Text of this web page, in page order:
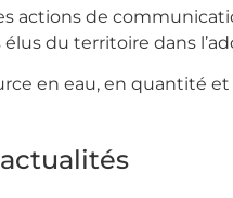
actions de
du territoire dans
en eau, en quantité